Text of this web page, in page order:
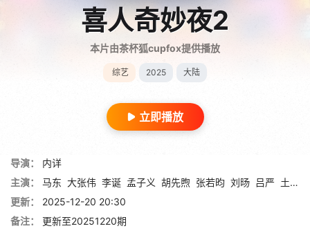
喜人奇妙夜2
本片由茶杯狐cupfox提供播放
综艺 2025 大陆
立即播放
导演：
内详
主演：
马东 大张伟 李诞 孟子义 胡先煦 张若昀 刘旸 吕严 土豆
更新：
2025-12-20 20:30
备注：
更新至20251220期